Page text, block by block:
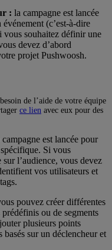
: la campagne est lancée
(c’est-à-dire
vous souhaitez définir une
devez d’abord
projet Pushwoosh.
de l’aide de votre équipe
ce lien avec eux pour des
campagne est lancée pour
Si vous
l’audience, vous devez
vos utilisateurs et
pouvez créer différentes
ou de segments
plusieurs points
basés sur un déclencheur et